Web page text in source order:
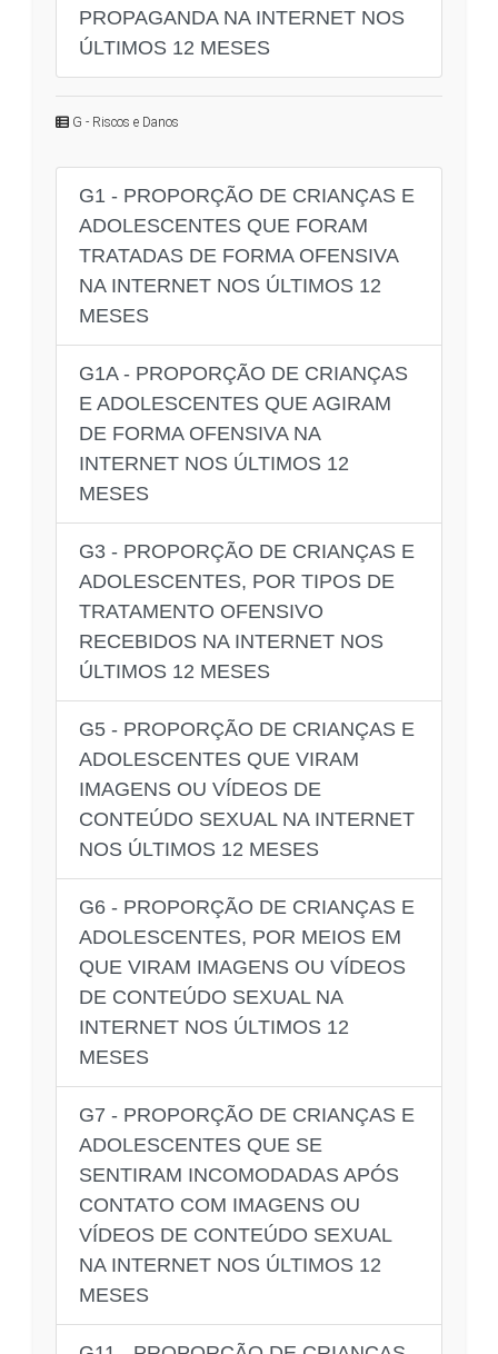
PROPAGANDA NA INTERNET NOS
ÚLTIMOS 12 MESES
G - Riscos e Danos
G1 - PROPORÇÃO DE CRIANÇAS E
ADOLESCENTES QUE FORAM
TRATADAS DE FORMA OFENSIVA
NA INTERNET NOS ÚLTIMOS 12
MESES
G1A - PROPORÇÃO DE CRIANÇAS
E ADOLESCENTES QUE AGIRAM
DE FORMA OFENSIVA NA
INTERNET NOS ÚLTIMOS 12
MESES
G3 - PROPORÇÃO DE CRIANÇAS E
ADOLESCENTES, POR TIPOS DE
TRATAMENTO OFENSIVO
RECEBIDOS NA INTERNET NOS
ÚLTIMOS 12 MESES
G5 - PROPORÇÃO DE CRIANÇAS E
ADOLESCENTES QUE VIRAM
IMAGENS OU VÍDEOS DE
CONTEÚDO SEXUAL NA INTERNET
NOS ÚLTIMOS 12 MESES
G6 - PROPORÇÃO DE CRIANÇAS E
ADOLESCENTES, POR MEIOS EM
QUE VIRAM IMAGENS OU VÍDEOS
DE CONTEÚDO SEXUAL NA
INTERNET NOS ÚLTIMOS 12
MESES
G7 - PROPORÇÃO DE CRIANÇAS E
ADOLESCENTES QUE SE
SENTIRAM INCOMODADAS APÓS
CONTATO COM IMAGENS OU
VÍDEOS DE CONTEÚDO SEXUAL
NA INTERNET NOS ÚLTIMOS 12
MESES